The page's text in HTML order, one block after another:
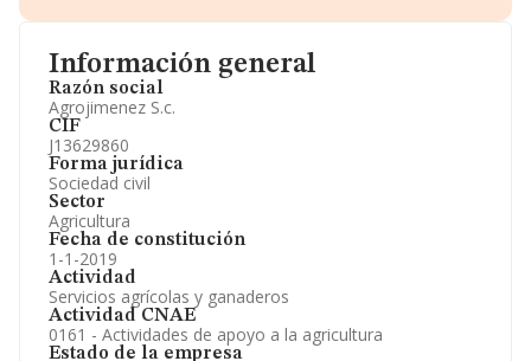
Información general
Razón social
Agrojimenez S.c.
CIF
J13629860
Forma jurídica
Sociedad civil
Sector
Agricultura
Fecha de constitución
1-1-2019
Actividad
Servicios agrícolas y ganaderos
Actividad CNAE
0161 - Actividades de apoyo a la agricultura
Estado de la empresa
Información oficial y registral complementaria.